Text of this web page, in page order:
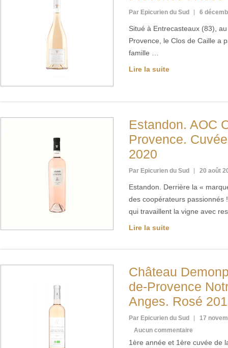
Par Epicurien du Sud 6
Situé à Entrecasteaux (83),
Provence, le Clos de Caille a
famille …
Lire la suite
Estandon. AOC
Provence.
2020
Par Epicurien du Sud 20 août
Estandon. Derrière la «
des coopérateurs passionnés
qui travaillent la vigne avec
Lire la suite
Château
de-Provence
Anges. Rosé
Par Epicurien du Sud
17
Aucun commentaire
1ère année et 1ère cuvée de